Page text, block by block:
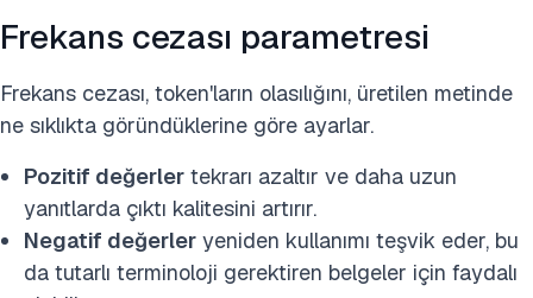
Frekans cezası parametresi
Frekans cezası, token'ların olasılığını, üretilen metinde
ne sıklıkta göründüklerine göre ayarlar.
Pozitif değerler tekrarı azaltır ve daha uzun
yanıtlarda çıktı kalitesini artırır.
Negatif değerler yeniden kullanımı teşvik eder, bu
da tutarlı terminoloji gerektiren belgeler için faydalı